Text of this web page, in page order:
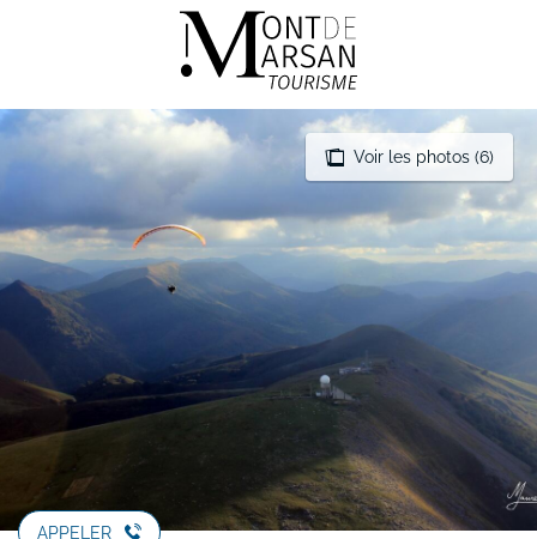
Voir les photos (6)
APPELER